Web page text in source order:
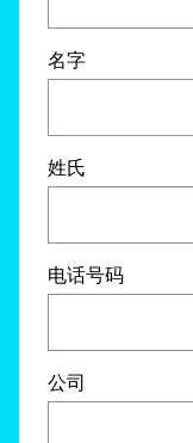
名字
姓氏
电话号码
公司